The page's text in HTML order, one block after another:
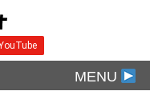
MENU